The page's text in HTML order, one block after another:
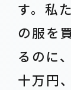
す。私
の服を
るのに
十万円